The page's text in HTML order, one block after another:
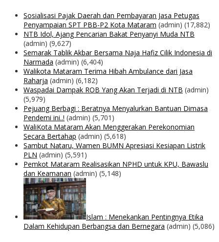
Sosialisasi Pajak Daerah dan Pembayaran Jasa Petugas
Penyampaian SPT PBB-P2 Kota Mataram (admin) (17,882)
NTB Idol, Ajang Pencarian Bakat Penyanyi Muda NTB
(admin) (9,627)
Semarak Tablik Akbar Bersama Naja Hafiz Cilik Indonesia di
Narmada (admin) (6,404)
Walikota Mataram Terima Hibah Ambulance dari Jasa
Raharja (admin) (6,182)
Waspadai Dampak ROB Yang Akan Terjadi di NTB (admin)
(5,979)
Pejuang Berbagi : Beratnya Menyalurkan Bantuan Dimasa
Pendemi ini..! (admin) (5,701)
WaliKota Mataram Akan Menggerakan Perekonomian
Secara Bertahap (admin) (5,618)
Sambut Nataru, Wamen BUMN Apresiasi Kesiapan Listrik
PLN (admin) (5,591)
Pemkot Mataram Realisasikan NPHD untuk KPU, Bawaslu
dan Keamanan (admin) (5,148)
Islam : Menekankan Pentingnya Etika
Dalam Kehidupan Berbangsa dan Bernegara (admin) (5,086)